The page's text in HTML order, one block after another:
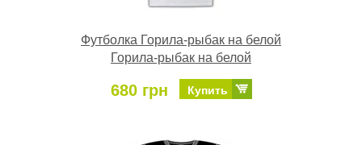
Футболка Горила-рыбак на белой
Горила-рыбак на белой
680 грн Купить